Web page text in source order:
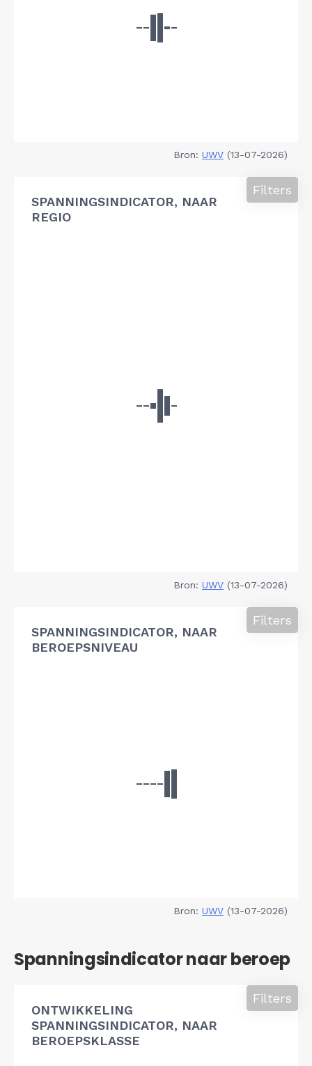
Bron: UWV (13-07-2026)
SPANNINGSINDICATOR, NAAR
REGIO
Filters
Bron: UWV (13-07-2026)
SPANNINGSINDICATOR, NAAR
BEROEPSNIVEAU
Filters
Bron: UWV (13-07-2026)
Spanningsindicator naar beroep
ONTWIKKELING
SPANNINGSINDICATOR, NAAR
BEROEPSKLASSE
Filters